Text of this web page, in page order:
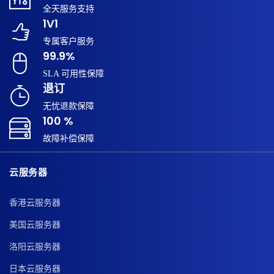
全天服务支持
1V1
专属客户服务
99.9%
SLA 可用性保障
退订
无忧退款保障
100 %
故障补偿保障
云服务器
香港云服务器
美国云服务器
洛阳云服务器
日本云服务器